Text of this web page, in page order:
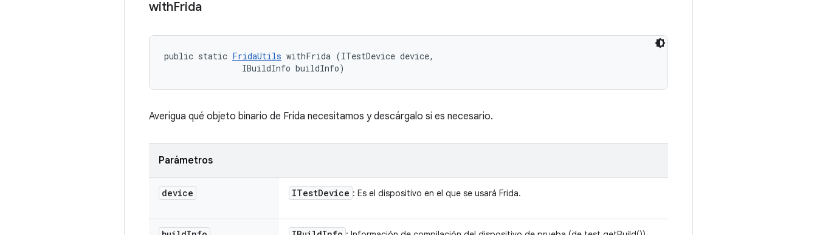
withFrida
public static FridaUtils withFrida (ITestDevice device,
                IBuildInfo buildInfo)
Averigua qué objeto binario de Frida necesitamos y descárgalo si es necesario.
Parámetros
device ITestDevice : Es el dispositivo en el que se usará Frida.